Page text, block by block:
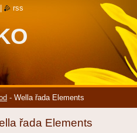
- Wella řada Elements
řada Elements
rss